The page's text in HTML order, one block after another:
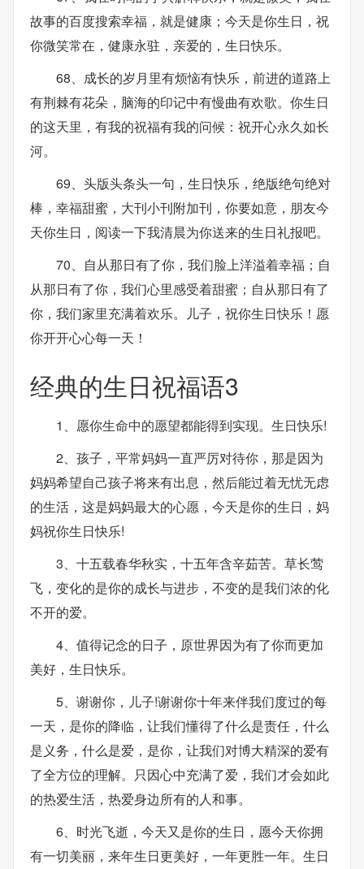
故事的百度搜索幸福，就是健康；今天是你生日，祝
你微笑常在，健康永驻，亲爱的，生日快乐。
68、成长的岁月里有烦恼有快乐，前进的道路上
有荆棘有花朵，脑海的印记中有慢曲有欢歌。你生日
的这天里，有我的祝福有我的问候：祝开心永久如长
河。
69、头版头条头一句，生日快乐，绝版绝句绝对
棒，幸福甜蜜，大刊小刊附加刊，你要如意，朋友今
天你生日，阅读一下我清晨为你送来的生日礼报吧。
70、自从那日有了你，我们脸上洋溢着幸福；自
从那日有了你，我们心里感受着甜蜜；自从那日有了
你，我们家里充满着欢乐。儿子，祝你生日快乐！愿
你开开心心每一天！
经典的生日祝福语3
1、愿你生命中的愿望都能得到实现。生日快乐!
2、孩子，平常妈妈一直严厉对待你，那是因为
妈妈希望自己孩子将来有出息，然后能过着无忧无虑
的生活，这是妈妈最大的心愿，今天是你的生日，妈
妈祝你生日快乐!
3、十五载春华秋实，十五年含辛茹苦。草长莺
飞，变化的是你的成长与进步，不变的是我们浓的化
不开的爱。
4、值得记念的日子，原世界因为有了你而更加
美好，生日快乐。
5、谢谢你，儿子!谢谢你十年来伴我们度过的每
一天，是你的降临，让我们懂得了什么是责任，什么
是义务，什么是爱，是你，让我们对博大精深的爱有
了全方位的理解。只因心中充满了爱，我们才会如此
的热爱生活，热爱身边所有的人和事。
6、时光飞逝，今天又是你的生日，愿今天你拥
有一切美丽，来年生日更美好，一年更胜一年。生日